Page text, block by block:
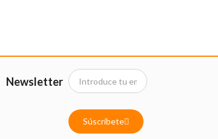
Newsletter
Súscribete